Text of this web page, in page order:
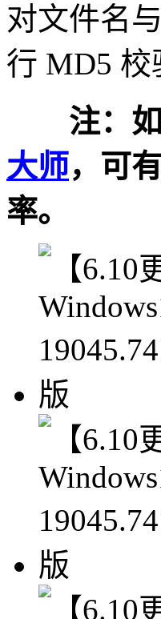
对文件名
行 MD5 校
注：如
大师，可
率。